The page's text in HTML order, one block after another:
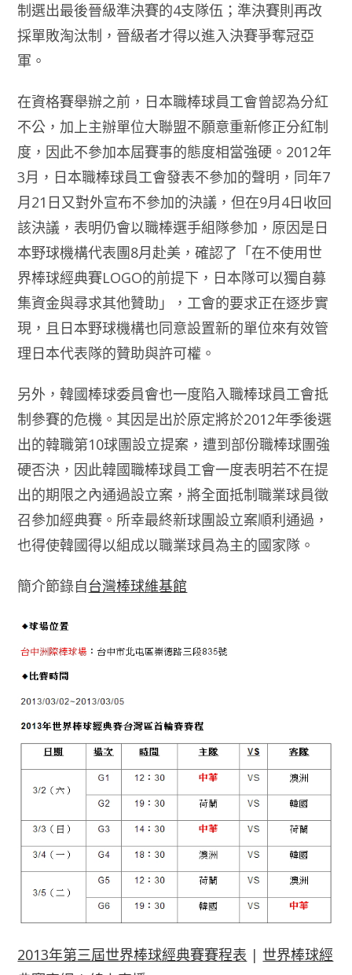
制選出最後晉級準決賽的4支隊伍；準決賽則再改
採單敗淘汰制，晉級者才得以進入決賽爭奪冠亞
軍。
在資格賽舉辦之前，日本職棒球員工會曾認為分紅
不公，加上主辦單位大聯盟不願意重新修正分紅制
度，因此不參加本屆賽事的態度相當強硬。2012年
3月，日本職棒球員工會發表不參加的聲明，同年7
月21日又對外宣布不參加的決議，但在9月4日收回
該決議，表明仍會以職棒選手組隊參加，原因是日
本野球機構代表團8月赴美，確認了「在不使用世
界棒球經典賽LOGO的前提下，日本隊可以獨自募
集資金與尋求其他贊助」，工會的要求正在逐步實
現，且日本野球機構也同意設置新的單位來有效管
理日本代表隊的贊助與許可權。
另外，韓國棒球委員會也一度陷入職棒球員工會抵
制參賽的危機。其因是出於原定將於2012年季後選
出的韓職第10球團設立提案，遭到部份職棒球團強
硬否決，因此韓國職棒球員工會一度表明若不在提
出的期限之內通過設立案，將全面抵制職業球員徵
召參加經典賽。所幸最終新球團設立案順利通過，
也得使韓國得以組成以職業球員為主的國家隊。
簡介節錄自台灣棒球維基館
2013年第三屆世界棒球經典賽賽程表 | 世界棒球經